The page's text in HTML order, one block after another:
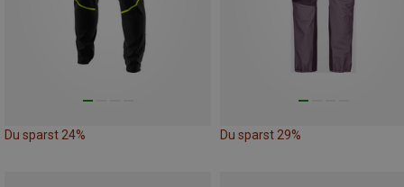
Du sparst 24% Du sparst 29%